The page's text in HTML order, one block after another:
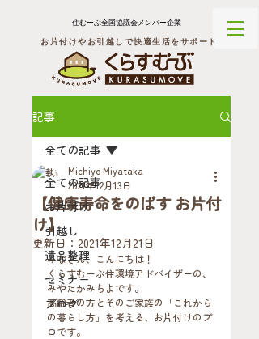
住むーぶ全国協議会メンバー企業
お片付けやお引越しで快適生活をサポート
記事
全ての記事
お片付け
引越し
遺品整理
セミナー
ブログ
全ての記事
【健康寿命をのばす お片付
け】
Michiyo Miyataka
2021年12月13日
更新日： 2021年12月21日
みなさん、こんにちは！
くらすむーぶ住環境アドバイザーの、
みやたかみちよです。
高齢者の方とそのご家族の「これから
の暮らし方」を考える、お片付けのプ
ロです。